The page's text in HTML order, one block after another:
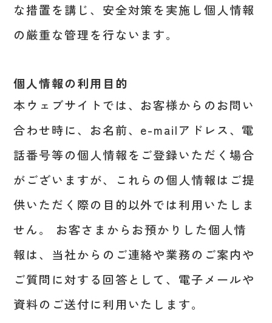
な措置を講じ、安全対策を実施し個人情報
の厳重な管理を行ないます。
個人情報の利用目的
本ウェブサイトでは、お客様からのお問い
合わせ時に、お名前、e-mailアドレス、電
話番号等の個人情報をご登録いただく場合
がございますが、これらの個人情報はご提
供いただく際の目的以外では利用いたしま
せん。 お客さまからお預かりした個人情
報は、当社からのご連絡や業務のご案内や
ご質問に対する回答として、電子メールや
資料のご送付に利用いたします。